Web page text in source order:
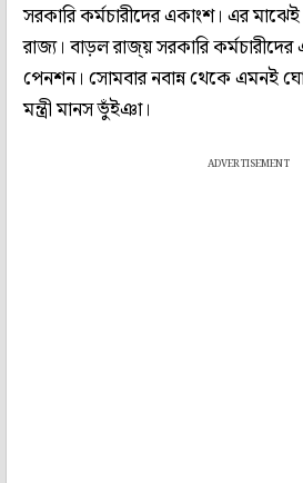
সরকারি কর্মচারীদের একাংশ। এর
রাজ্য। বাড়ল রাজ্য় সরকারি
পেনশন। সোমবার নবান্ন থেকে এমনই
মন্ত্রী মানস ভুঁইঞা।
ADVERTISEMENT